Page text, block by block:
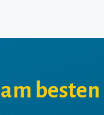
am besten